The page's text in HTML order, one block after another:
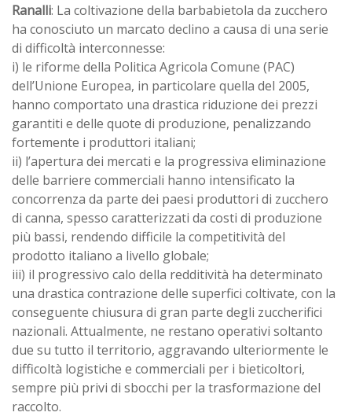
Ranalli: La coltivazione della barbabietola da zucchero
ha conosciuto un marcato declino a causa di una serie
di difficoltà interconnesse:
i) le riforme della Politica Agricola Comune (PAC)
dell’Unione Europea, in particolare quella del 2005,
hanno comportato una drastica riduzione dei prezzi
garantiti e delle quote di produzione, penalizzando
fortemente i produttori italiani;
ii) l’apertura dei mercati e la progressiva eliminazione
delle barriere commerciali hanno intensificato la
concorrenza da parte dei paesi produttori di zucchero
di canna, spesso caratterizzati da costi di produzione
più bassi, rendendo difficile la competitività del
prodotto italiano a livello globale;
iii) il progressivo calo della redditività ha determinato
una drastica contrazione delle superfici coltivate, con la
conseguente chiusura di gran parte degli zuccherifici
nazionali. Attualmente, ne restano operativi soltanto
due su tutto il territorio, aggravando ulteriormente le
difficoltà logistiche e commerciali per i bieticoltori,
sempre più privi di sbocchi per la trasformazione del
raccolto.